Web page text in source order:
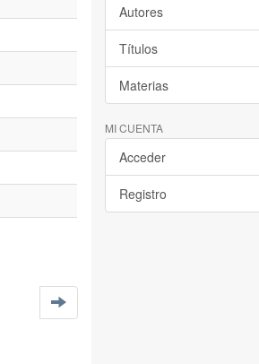
Autores
Títulos
Materias
MI CUENTA
Acceder
Registro